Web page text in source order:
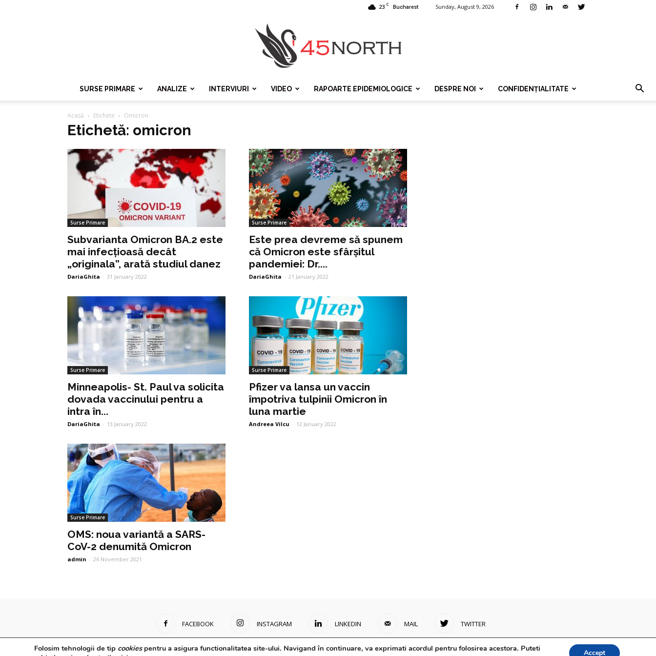
23 C Bucharest Sunday, August 9, 2026
SURSE PRIMARE ANALIZE INTERVIURI VIDEO RAPOARTE EPIDEMIOLOGICE DESPRE NOI CONFIDENȚIALITATE
Acasă Etichete Omicron
Etichetă: omicron
Surse Primare
Subvarianta Omicron BA.2 este
mai infecțioasă decât
„originala”, arată studiul danez
DariaGhita - 31 January 2022
Surse Primare
Este prea devreme să spunem
că Omicron este sfârșitul
pandemiei: Dr....
DariaGhita - 21 January 2022
Surse Primare
Minneapolis- St. Paul va solicita
dovada vaccinului pentru a
intra în...
DariaGhita - 13 January 2022
Surse Primare
Pfizer va lansa un vaccin
împotriva tulpinii Omicron în
luna martie
Andreea Vilcu - 12 January 2022
Surse Primare
OMS: noua variantă a SARS-
CoV-2 denumită Omicron
admin - 26 November 2021
FACEBOOK INSTAGRAM LINKEDIN MAIL TWITTER
Folosim tehnologii de tip cookiespentru a asigura functionalitatea site-ului. Navigand în continuare, va exprimati acordul pentru folosirea acestora. Puteti
Accept